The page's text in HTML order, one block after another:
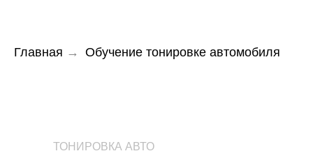
Главная → Обучение тонировке автомобиля
ТОНИРОВКА АВТО